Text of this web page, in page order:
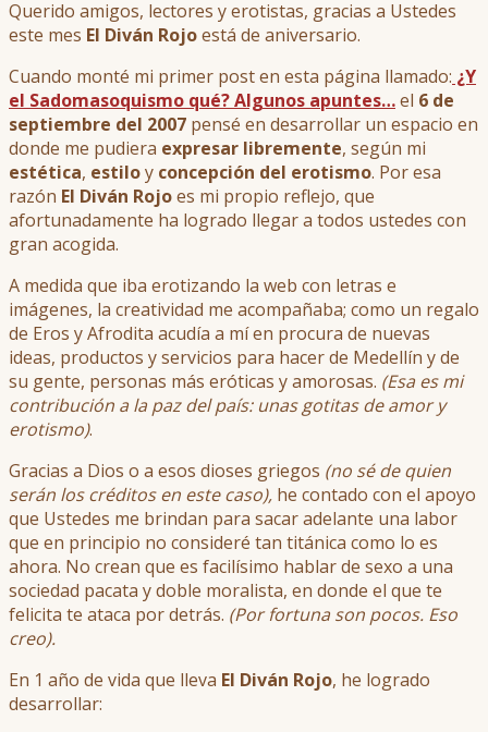
Querido amigos, lectores y erotistas, gracias a Ustedes
este mes El Diván Rojoestá de aniversario.
Cuando monté mi primer post en esta página llamado: ¿Y
el Sadomasoquismo qué? Algunos apuntes…el 6 de
septiembre del 2007 pensé en desarrollar un espacio en
donde me pudiera expresar libremente, según mi
estética, estiloy concepción del erotismo. Por esa
razón El Diván Rojoes mi propio reflejo, que
afortunadamente ha logrado llegar a todos ustedes con
gran acogida.
A medida que iba erotizando la web con letras e
imágenes, la creatividad me acompañaba; como un regalo
de Eros y Afrodita acudía a mí en procura de nuevas
ideas, productos y servicios para hacer de Medellín y de
su gente, personas más eróticas y amorosas. (Esa es mi
contribución a la paz del país: unas gotitas de amor y
erotismo).
Gracias a Dios o a esos dioses griegos (no sé de quien
serán los créditos en este caso), he contado con el apoyo
que Ustedes me brindan para sacar adelante una labor
que en principio no consideré tan titánica como lo es
ahora. No crean que es facilísimo hablar de sexo a una
sociedad pacata y doble moralista, en donde el que te
felicita te ataca por detrás. (Por fortuna son pocos. Eso
creo).
En 1 año de vida que lleva El Diván Rojo, he logrado
desarrollar: